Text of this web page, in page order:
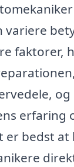
variere
faktorer,
og
erfaring
er bedst at